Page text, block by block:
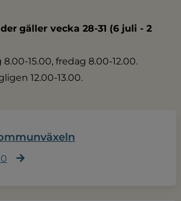
gäller vecka 28-31 (6 juli - 2
15.00, fredag 8.00-12.00.
12.00-13.00.